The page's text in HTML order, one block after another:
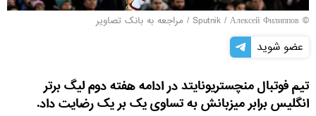
© Sputnik / Алексей Филиппов
/ مراجعه به بانک تصاویر
عضو شوید
تیم فوتبال منچستریونایتد در ادامه هفته دوم لیگ برتر
انگلیس برابر میزبانش به تساوی یک بر یک رضایت داد.